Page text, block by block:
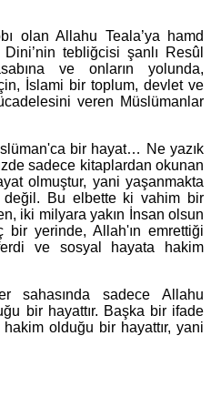
olan Allahu Teala’ya hamd
tebliğcisi şanlı Resûl
ve onların yolunda,
İslami bir toplum, devlet ve
veren Müslümanlar
bir hayat… Ne yazık
sadece kitaplardan okunan
olmuştur, yani yaşanmakta
değil. Bu elbette ki vahim bir
iki milyara yakın İnsan olsun
yerinde, Allah'ın emrettiği
ve sosyal hayata hakim
sahasında sadece Allahu
bir hayattır. Başka bir ifade
olduğu bir hayattır, yani